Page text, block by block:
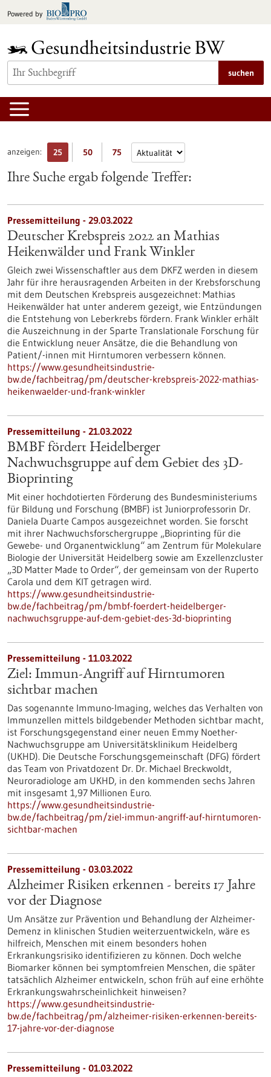
Inhalt
Powered by
suchen
anzeigen: 25 50 75
Ihre Suche ergab folgende Treffer:
Pressemitteilung - 29.03.2022
Deutscher Krebspreis 2022 an Mathias
Heikenwälder und Frank Winkler
Gleich zwei Wissenschaftler aus dem DKFZ werden in diesem
Jahr für ihre herausragenden Arbeiten in der Krebsforschung
mit dem Deutschen Krebspreis ausgezeichnet: Mathias
Heikenwälder hat unter anderem gezeigt, wie Entzündungen
die Entstehung von Leberkrebs fördern. Frank Winkler erhält
die Auszeichnung in der Sparte Translationale Forschung für
die Entwicklung neuer Ansätze, die die Behandlung von
Patient/-innen mit Hirntumoren verbessern können.
https://www.gesundheitsindustrie-
bw.de/fachbeitrag/pm/deutscher-krebspreis-2022-mathias-
heikenwaelder-und-frank-winkler
Pressemitteilung - 21.03.2022
BMBF fördert Heidelberger
Nachwuchsgruppe auf dem Gebiet des 3D-
Bioprinting
Mit einer hochdotierten Förderung des Bundesministeriums
für Bildung und Forschung (BMBF) ist Juniorprofessorin Dr.
Daniela Duarte Campos ausgezeichnet worden. Sie forscht
mit ihrer Nachwuchsforschergruppe „Bioprinting für die
Gewebe- und Organentwicklung“ am Zentrum für Molekulare
Biologie der Universität Heidelberg sowie am Exzellenzcluster
„3D Matter Made to Order“, der gemeinsam von der Ruperto
Carola und dem KIT getragen wird.
https://www.gesundheitsindustrie-
bw.de/fachbeitrag/pm/bmbf-foerdert-heidelberger-
nachwuchsgruppe-auf-dem-gebiet-des-3d-bioprinting
Pressemitteilung - 11.03.2022
Ziel: Immun-Angriff auf Hirntumoren
sichtbar machen
Das sogenannte Immuno-Imaging, welches das Verhalten von
Immunzellen mittels bildgebender Methoden sichtbar macht,
ist Forschungsgegenstand einer neuen Emmy Noether-
Nachwuchsgruppe am Universitätsklinikum Heidelberg
(UKHD). Die Deutsche Forschungsgemeinschaft (DFG) fördert
das Team von Privatdozent Dr. Dr. Michael Breckwoldt,
Neuroradiologe am UKHD, in den kommenden sechs Jahren
mit insgesamt 1,97 Millionen Euro.
https://www.gesundheitsindustrie-
bw.de/fachbeitrag/pm/ziel-immun-angriff-auf-hirntumoren-
sichtbar-machen
Pressemitteilung - 03.03.2022
Alzheimer Risiken erkennen - bereits 17 Jahre
vor der Diagnose
Um Ansätze zur Prävention und Behandlung der Alzheimer-
Demenz in klinischen Studien weiterzuentwickeln, wäre es
hilfreich, Menschen mit einem besonders hohen
Erkrankungsrisiko identifizieren zu können. Doch welche
Biomarker können bei symptomfreien Menschen, die später
tatsächlich Alzheimer entwickeln, schon früh auf eine erhöhte
Erkrankungswahrscheinlichkeit hinweisen?
https://www.gesundheitsindustrie-
bw.de/fachbeitrag/pm/alzheimer-risiken-erkennen-bereits-
17-jahre-vor-der-diagnose
Pressemitteilung - 01.03.2022